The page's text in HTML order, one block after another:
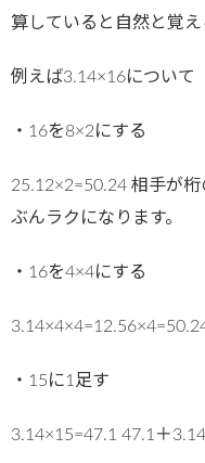
算していると自然と覚え
例えば3.14×16について
・16を8×2にする
25.12×2=50.24 相手が
ぶんラクになります。
・16を4×4にする
・15に1足す
3.14×15=47.1 47.1＋